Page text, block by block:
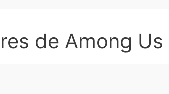
de Among Us